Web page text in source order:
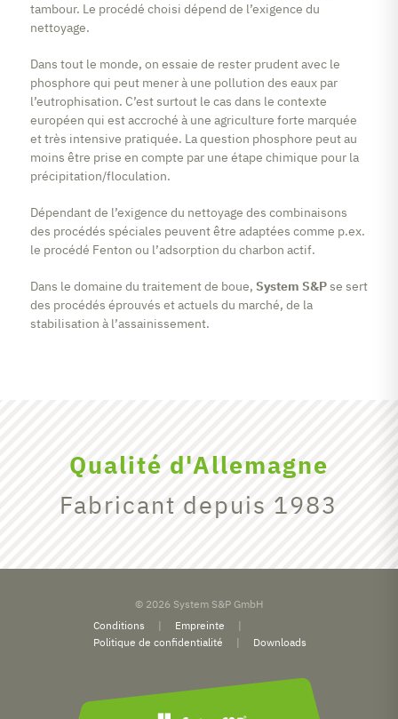
tambour. Le procédé choisi dépend de l’exigence du
nettoyage.
Dans tout le monde, on essaie de rester prudent avec le
phosphore qui peut mener à une pollution des eaux par
l’eutrophisation. C’est surtout le cas dans le contexte
européen qui est accroché à une agriculture forte marquée
et très intensive pratiquée. La question phosphore peut au
moins être prise en compte par une étape chimique pour la
précipitation/floculation.
Dépendant de l’exigence du nettoyage des combinaisons
des procédés spéciales peuvent être adaptées comme p.ex.
le procédé Fenton ou l’adsorption du charbon actif.
Dans le domaine du traitement de boue, System S&Pse sert
des procédés éprouvés et actuels du marché, de la
stabilisation à l’assainissement.
Qualité d'Allemagne
Fabricant depuis 1983
© 2026 System S&P GmbH
Conditions
Empreinte
Politique de confidentialité
Downloads